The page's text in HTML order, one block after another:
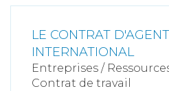
LE CONTRAT
INTERNATIONAL
Entreprises /
Contrat de travail